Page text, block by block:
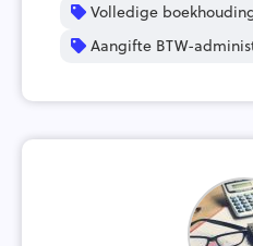
Volledige
Aangifte BTW-